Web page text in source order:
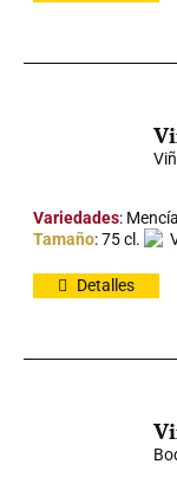
Variedades:
Tamaño: 75 cl.
Detalles